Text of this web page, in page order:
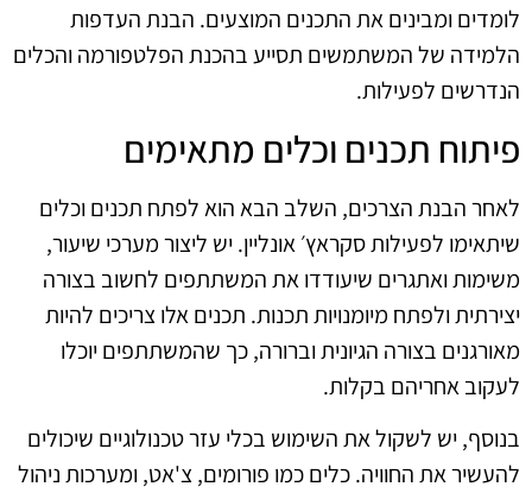
לומדים ומבינים את התכנים המוצעים. הבנת העדפות
הלמידה של המשתמשים תסייע בהכנת הפלטפורמה והכלים
הנדרשים לפעילות.
פיתוח תכנים וכלים מתאימים
לאחר הבנת הצרכים, השלב הבא הוא לפתח תכנים וכלים
שיתאימו לפעילות סקראץ׳ אונליין. יש ליצור מערכי שיעור,
משימות ואתגרים שיעודדו את המשתתפים לחשוב בצורה
יצירתית ולפתח מיומנויות תכנות. תכנים אלו צריכים להיות
מאורגנים בצורה הגיונית וברורה, כך שהמשתתפים יוכלו
לעקוב אחריהם בקלות.
בנוסף, יש לשקול את השימוש בכלי עזר טכנולוגיים שיכולים
להעשיר את החוויה. כלים כמו פורומים, צ'אט, ומערכות ניהול